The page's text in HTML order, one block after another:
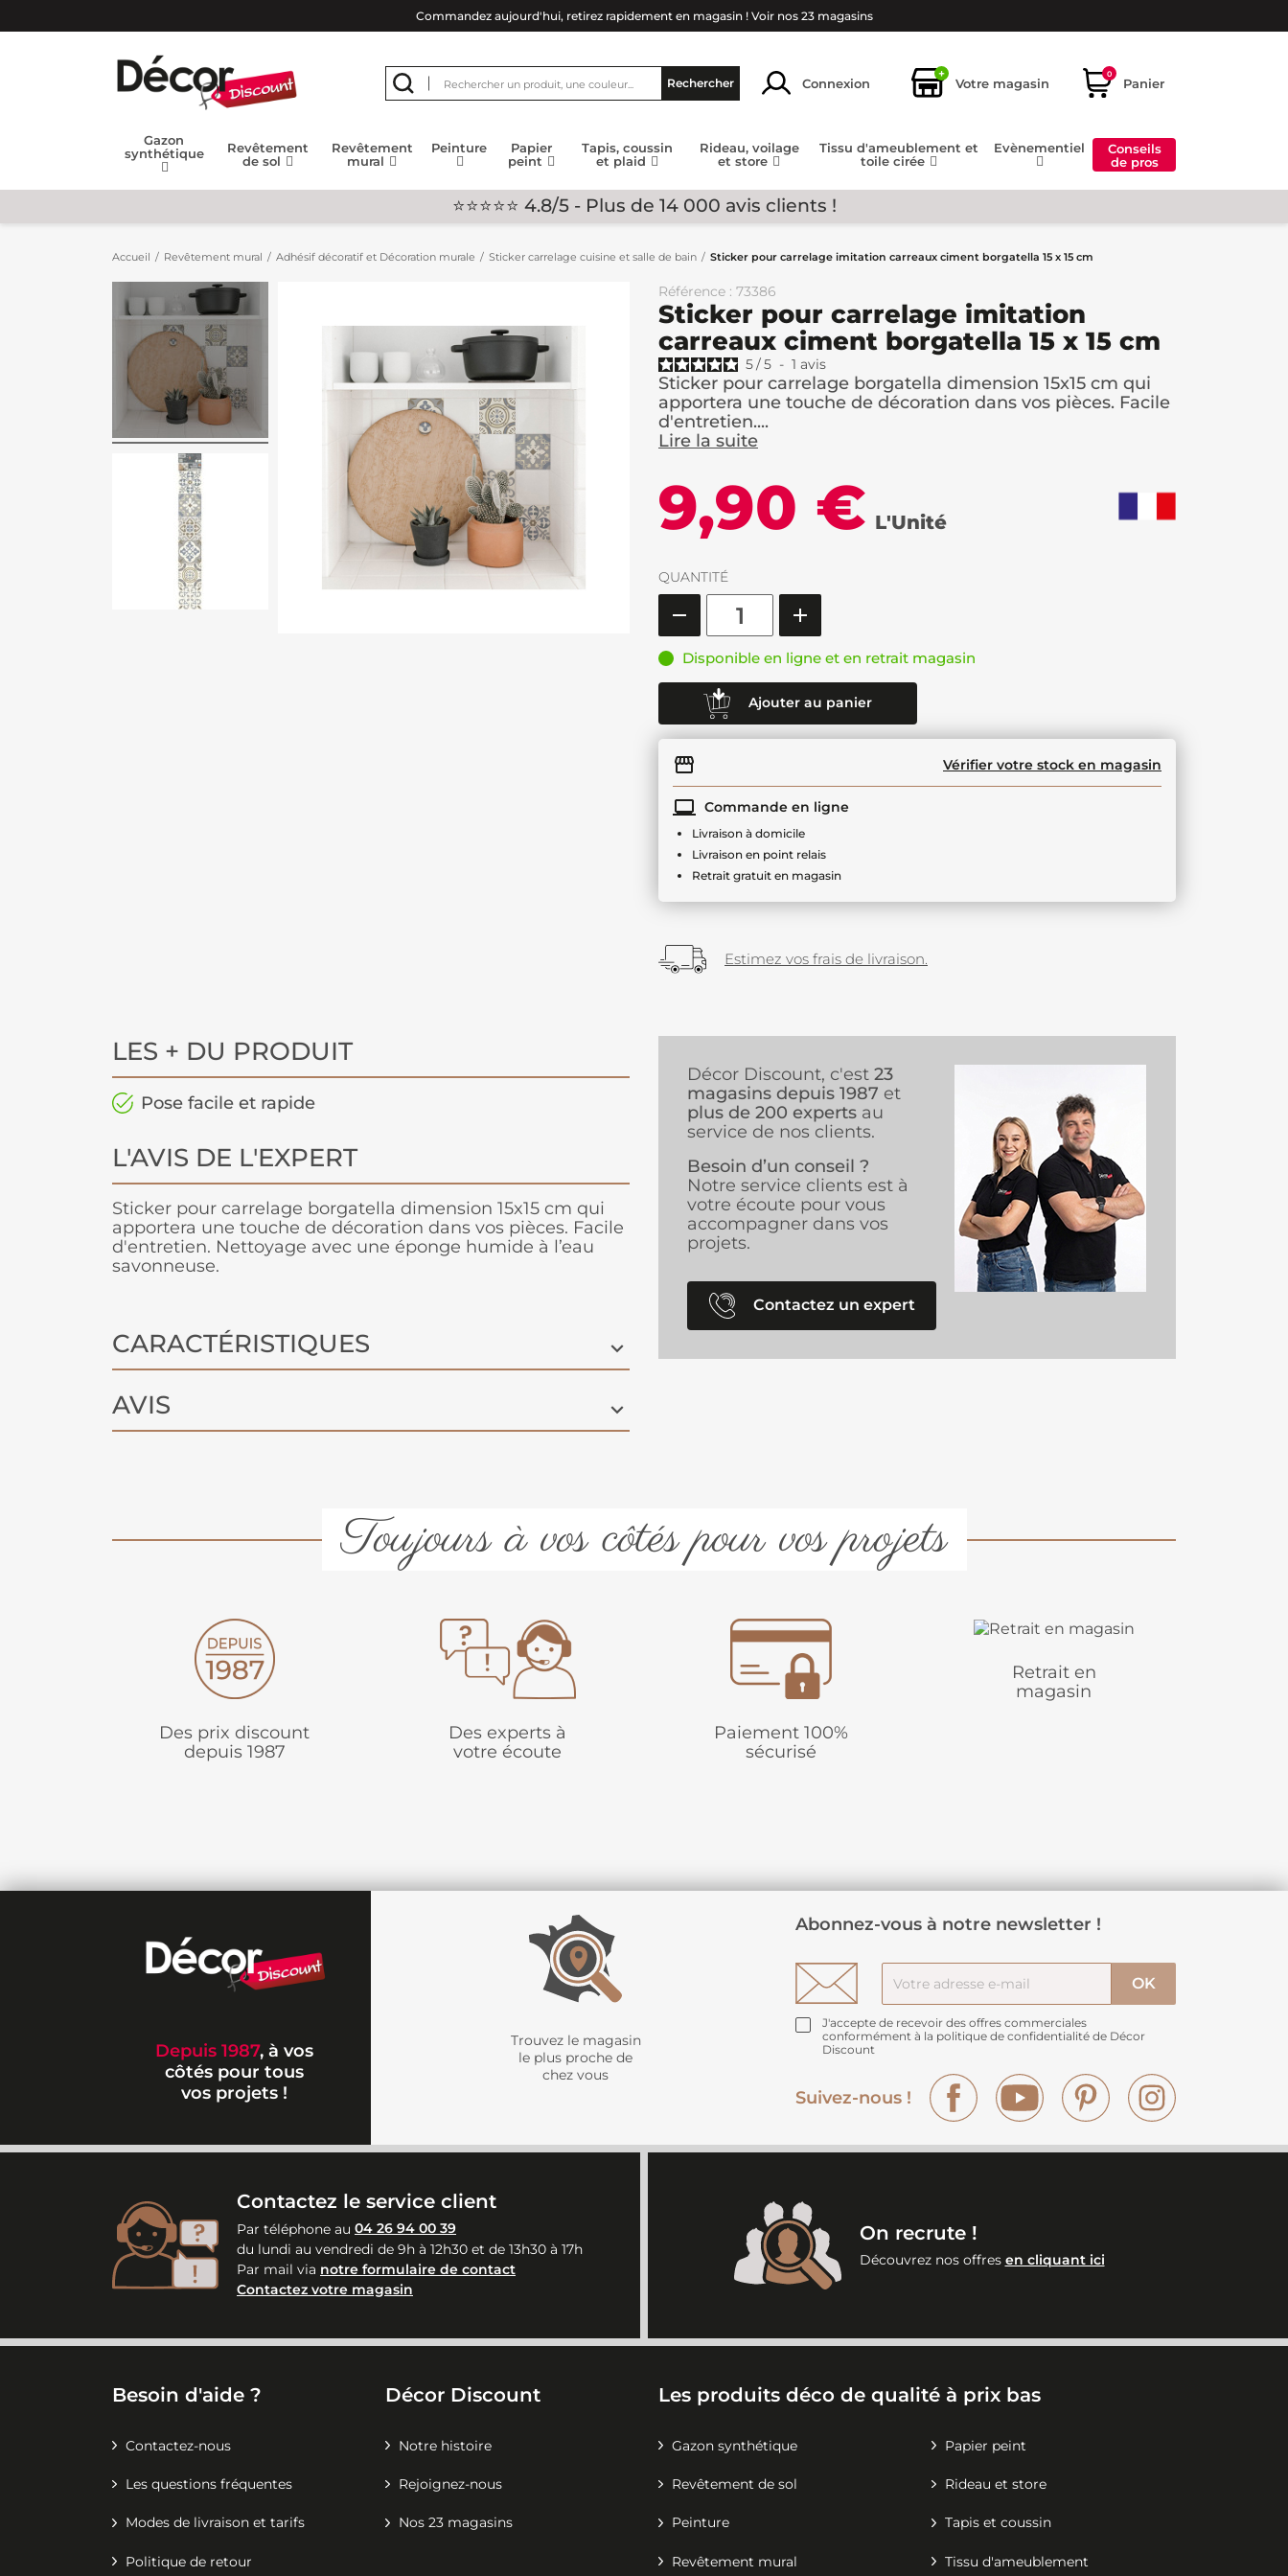
Commandez aujourd'hui, retirez rapidement en magasin ! Voir nos 23 magasins
Rechercher Connexion
+
Votre magasin
0
Panier
Gazon
synthétique
Revêtement
de sol
Revêtement
mural
Peinture
Papier
peint
Tapis, coussin
et plaid
Rideau, voilage
et store
Tissu d'ameublement et
toile cirée
Evènementiel
Conseils
de pros
⭐⭐⭐⭐⭐ 4.8/5 - Plus de 14 000 avis clients !
Accueil Revêtement mural Adhésif décoratif et Décoration murale Sticker carrelage cuisine et salle de bain Sticker pour carrelage imitation carreaux ciment borgatella 15 x 15 cm
Référence : 73386
Sticker pour carrelage imitation
carreaux ciment borgatella 15 x 15 cm
5/5 - 1 avis
Sticker pour carrelage borgatella dimension 15x15 cm qui
apportera une touche de décoration dans vos pièces. Facile
d'entretien....
Lire la suite
9,90 € L'Unité
QUANTITÉ
Disponible en ligne et en retrait magasin
Ajouter au panier
Vérifier votre stock en magasin
Commande en ligne
Livraison à domicile
Livraison en point relais
Retrait gratuit en magasin
Estimez vos frais de livraison.
LES + DU PRODUIT
Pose facile et rapide
L'AVIS DE L'EXPERT
Sticker pour carrelage borgatella dimension 15x15 cm qui
apportera une touche de décoration dans vos pièces. Facile
d'entretien. Nettoyage avec une éponge humide à l’eau
savonneuse.
CARACTÉRISTIQUES
AVIS
Décor Discount, c'est 23
magasins depuis 1987 et
plus de 200 experts au
service de nos clients.
Besoin d’un conseil ?
Notre service clients est à
votre écoute pour vous
accompagner dans vos
projets.
Contactez un expert
Toujours à vos côtés pour vos projets
Des prix discount
depuis 1987
Des experts à
votre écoute
Paiement 100%
sécurisé
Retrait en
magasin
Depuis 1987, à vos
côtés pour tous
vos projets !
Trouvez le magasin
le plus proche de
chez vous
Abonnez-vous à notre newsletter !
J'accepte de recevoir des offres commerciales
conformément à la politique de confidentialité de Décor
Discount
Suivez-nous !
Facebook YouTube Pinterest
Contactez le service client
Par téléphone au 04 26 94 00 39
du lundi au vendredi de 9h à 12h30 et de 13h30 à 17h
Par mail via notre formulaire de contact
Contactez votre magasin
On recrute !
Découvrez nos offres en cliquant ici
Besoin d'aide ?
Contactez-nous
Les questions fréquentes
Modes de livraison et tarifs
Politique de retour
Décor Discount
Notre histoire
Rejoignez-nous
Nos 23 magasins
Les produits déco de qualité à prix bas
Gazon synthétique Papier peint
Revêtement de sol Rideau et store
Peinture Tapis et coussin
Revêtement mural Tissu d'ameublement